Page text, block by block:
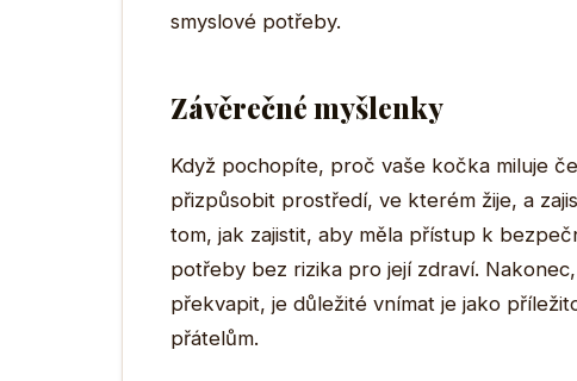
smyslové potřeby.
Závěrečné myšlenky
Když pochopíte, proč vaše kočka miluje
přizpůsobit prostředí, ve kterém žije, a
tom, jak zajistit, aby měla přístup k
potřeby bez rizika pro její zdraví.
překvapit, je důležité vnímat je jako
přátelům.